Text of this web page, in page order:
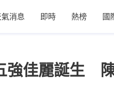
氣消息 即時 熱榜 國
強佳麗誕生